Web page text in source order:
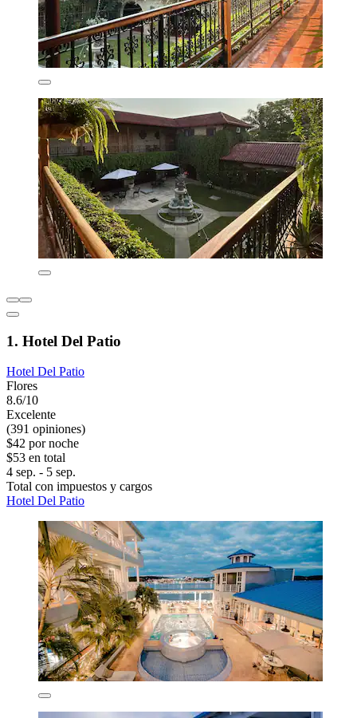
1. Hotel Del Patio
Hotel Del Patio
Flores
8.6/10
Excelente
(391 opiniones)
$42 por noche
$53 en total
4 sep. - 5 sep.
Total con impuestos y cargos
Hotel Del Patio